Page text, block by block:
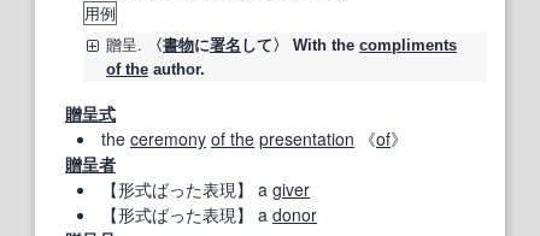
用例
贈呈. 〈書物に署名 して〉 With the compliments
of the author.
贈呈式
the ceremony of the presentation 《of》
贈呈者
【形式ばった表現】 a giver
【形式ばった表現】 a donor